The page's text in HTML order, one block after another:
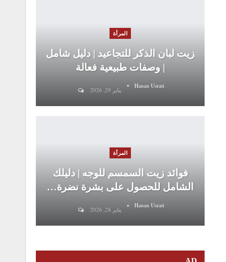
المرأة
زيت لبان الذكر للتجاعيد | دليل شامل
| وصفات طبيعية فعالة
Hanan Usrati
يناير 29, 2026
المرأة
فوائد زيت السمسم للوجه | دليلك
الشامل للحصول على بشرة نضرة…
Hanan Usrati
يناير 28, 2026